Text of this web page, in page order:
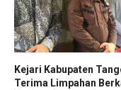
Kejari Kabupaten
Terima Limpahan